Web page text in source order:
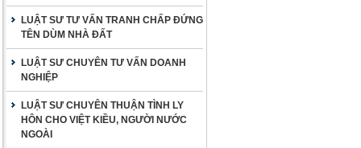
LUẬT SƯ TƯ VẤN TRANH CHẤP ĐỨNG
TÊN DÙM NHÀ ĐẤT
LUẬT SƯ CHUYÊN TƯ VẤN DOANH
NGHIỆP
LUẬT SƯ CHUYÊN THUẬN TÌNH LY
HÔN CHO VIỆT KIỀU, NGƯỜI NƯỚC
NGOÀI